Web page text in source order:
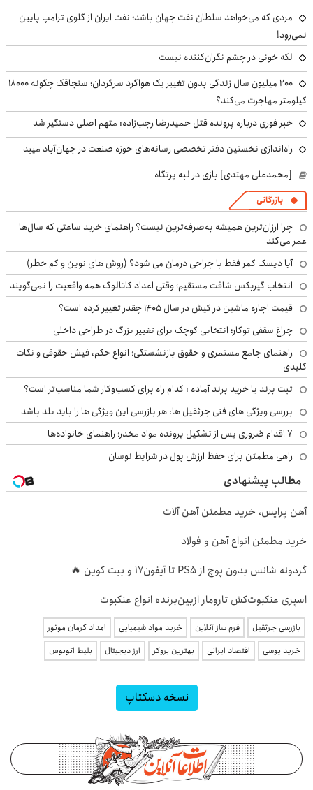
مردی که می‌خواهد سلطان نفت جهان باشد؛ نفت ایران از گلوی ترامپ پایین
نمی‌رود!
لکه خونی در چشم نگران‌کننده نیست
۲۰۰ میلیون سال زندگی بدون تغییر یک هواگرد سرگردان؛ سنجاقک‌ چگونه ۱۸۰۰۰
کیلومتر مهاجرت می‌کند؟
خبر فوری درباره پرونده قتل حمیدرضا رجب‌زاده: متهم اصلی دستگیر شد
راه‌اندازی نخستین دفتر تخصصی رسانه‌های حوزه صنعت در جهان‌آباد میبد
[محمدعلی مهتدی] بازی در لبه پرتگاه
بازرگانی
چرا ارزان‌ترین همیشه به‌صرفه‌ترین نیست؟ راهنمای خرید ساعتی که سال‌ها
عمر می‌کند
آیا دیسک کمر فقط با جراحی درمان می شود؟ (روش های نوین و کم خطر)
انتخاب گیربکس شافت مستقیم؛ وقتی اعداد کاتالوگ همه واقعیت را نمی‌گویند
قیمت اجاره ماشین در کیش در سال ۱۴۰۵ چقدر تغییر کرده است؟
چراغ سقفی توکار؛ انتخابی کوچک برای تغییر بزرگ در طراحی داخلی
راهنمای جامع مستمری و حقوق بازنشستگی؛ انواع حکم، فیش حقوقی و نکات
کلیدی
ثبت برند یا خرید برند آماده : کدام راه برای کسب‌وکار شما مناسب‌تر است؟
بررسی ویژگی های فنی جرثقیل ها: هر بازرسی این ویژگی ها را باید بلد باشد
۷ اقدام ضروری پس از تشکیل پرونده مواد مخدر؛ راهنمای خانواده‌ها
راهی مطمئن برای حفظ ارزش پول در شرایط نوسان
مطالب پیشنهادی
آهن پرایس، خرید مطمئن آهن آلات
خرید مطمئن انواع آهن و فولاد
گردونه شانس بدون پوچ از PS5 تا آیفون17 و بیت کوین 🔥
اسپری عنکبوت‌‌کش تارومار ازبین‌برنده انواع عنکبوت
بازرسی جرثقیل فرم ساز آنلاین خرید مواد شیمیایی
امداد کرمان موتور
خرید یوسی
اقتصاد ایرانی بهترین بروکر ارز دیجیتال بلیط اتوبوس
نسخه دسکتاپ